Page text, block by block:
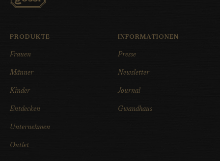
PRODUKTE
Frauen
Männer
Kinder
Entdecken
Unternehmen
Outlet
INFORMATIONEN
Presse
Newsletter
Journal
Gwandhaus